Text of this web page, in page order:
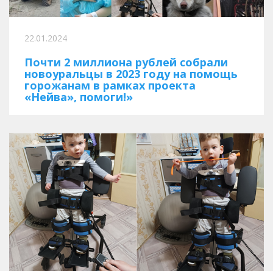
22.01.2024
Почти 2 миллиона рублей собрали
новоуральцы в 2023 году на помощь
горожанам в рамках проекта
«Нейва», помоги!»